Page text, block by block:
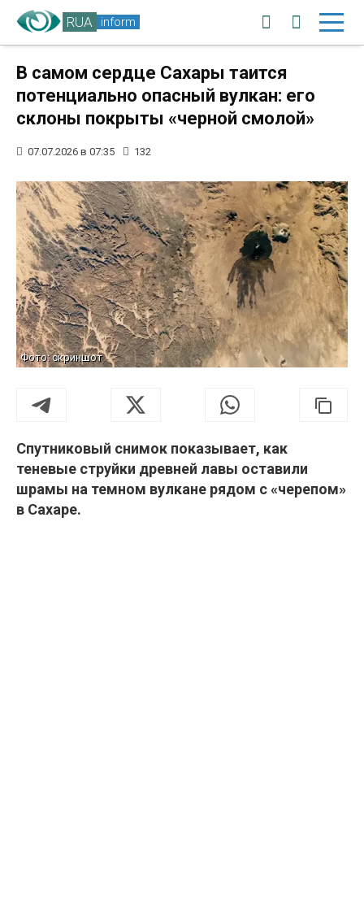
RUA inform
В самом сердце Сахары таится
потенциально опасный вулкан: его
склоны покрыты «черной смолой»
07.07.2026 в 07:35 132
Фото: скриншот
Спутниковый снимок показывает, как
теневые струйки древней лавы оставили
шрамы на темном вулкане рядом с «черепом»
в Сахаре.